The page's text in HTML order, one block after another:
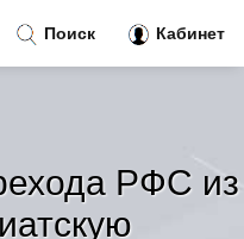
РФС из
Поиск Кабинет